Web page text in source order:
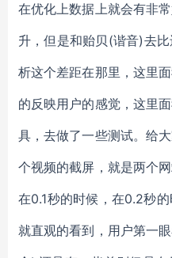
在优化上数据上就会有非
升，但是和贻贝(谐音)去
析这个差距在那里，这里
的反映用户的感觉，这里
具，去做了一些测试。给
个视频的截屏，就是两个
在0.1秒的时候，在0.2秒
就直观的看到，用户第一